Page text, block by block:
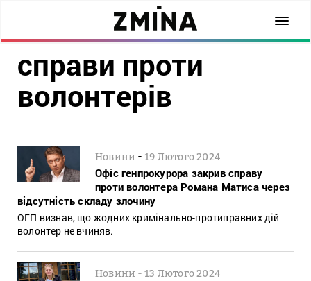
справи проти
волонтерів
Новини -19 Лютого 2024
Офіс генпрокурора закрив справу
проти волонтера Романа Матиса через
відсутність складу злочину
ОГП визнав, що жодних кримінально-протиправних дій
волонтер не вчиняв.
Новини -13 Лютого 2024